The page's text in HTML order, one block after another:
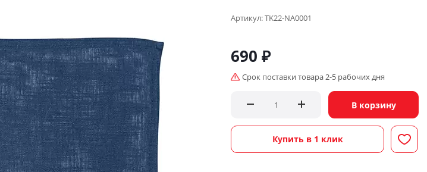
Артикул:TK22-NA0001
690 ₽
Срок поставки товара 2-5 рабочих дня
В корзину
Купить в 1 клик